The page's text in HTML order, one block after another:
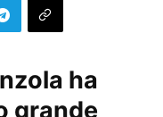
ha
grande